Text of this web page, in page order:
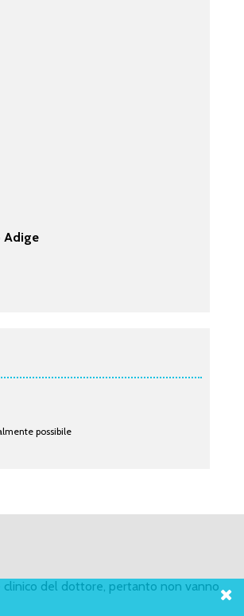
Adige
possibile
clinico del dottore, pertanto non vanno